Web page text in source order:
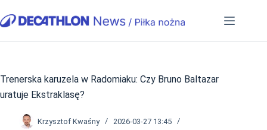
do
Trenerska karuzela w Radomiaku: Czy Bruno Baltazar
uratuje Ekstraklasę?
Krzysztof Kwaśny
2026-03-27 13:45